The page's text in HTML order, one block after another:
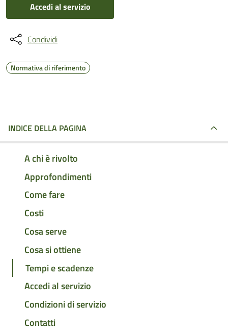
Accedi al servizio
Condividi
Normativa di riferimento
INDICE DELLA PAGINA
A chi è rivolto
Approfondimenti
Come fare
Costi
Cosa serve
Cosa si ottiene
Tempi e scadenze
Accedi al servizio
Condizioni di servizio
Contatti